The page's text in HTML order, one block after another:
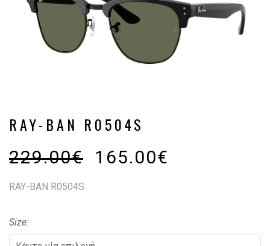
RAY-BAN R0504S
229.00€ 165.00€
RAY-BAN R0504S
Size